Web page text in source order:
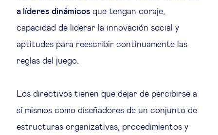
Cohesión social & integración
Gestión pública
Tecnología & personas
Ética empresarial
a líderes dinámicos que tengan coraje,
capacidad de liderar la innovación social y
aptitudes para reescribir continuamente las
reglas del juego.
Los directivos tienen que dejar de percibirse a
sí mismos como diseñadores de un conjunto de
estructuras organizativas, procedimientos y